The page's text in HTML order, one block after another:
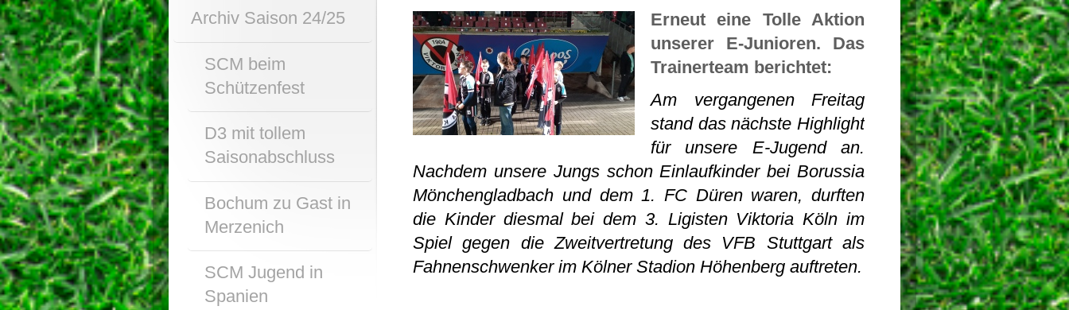
Erneut eine Tolle Aktion
unserer E-Junioren. Das
Trainerteam berichtet:
Am vergangenen Freitag
stand das nächste Highlight
für unsere E-Jugend an.
Nachdem unsere Jungs schon Einlaufkinder bei Borussia
Mönchengladbach und dem 1. FC Düren waren, durften
die Kinder diesmal bei dem 3. Ligisten Viktoria Köln im
Spiel gegen die Zweitvertretung des VFB Stuttgart als
Fahnenschwenker im Kölner Stadion Höhenberg auftreten.
Archiv Saison 24/25
SCM beim
Schützenfest
D3 mit tollem
Saisonabschluss
Bochum zu Gast in
Merzenich
SCM Jugend in
Spanien